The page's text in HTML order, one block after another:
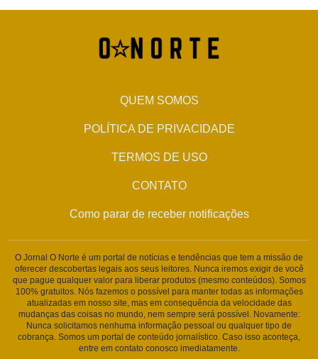
QUEM SOMOS
POLÍTICA DE PRIVACIDADE
TERMOS DE USO
CONTATO
Como parar de receber notificações
O Jornal O Norte é um portal de notícias e tendências que tem a missão de
oferecer descobertas legais aos seus leitores. Nunca iremos exigir de você
que pague qualquer valor para liberar produtos (mesmo conteúdos). Somos
100% gratuitos. Nós fazemos o possível para manter todas as informações
atualizadas em nosso site, mas em consequência da velocidade das
mudanças das coisas no mundo, nem sempre será possível. Novamente:
Nunca solicitamos nenhuma informação pessoal ou qualquer tipo de
cobrança. Somos um portal de conteúdo jornalístico. Caso isso aconteça,
entre em contato conosco imediatamente.